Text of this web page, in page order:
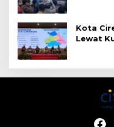
Kota
Lewat